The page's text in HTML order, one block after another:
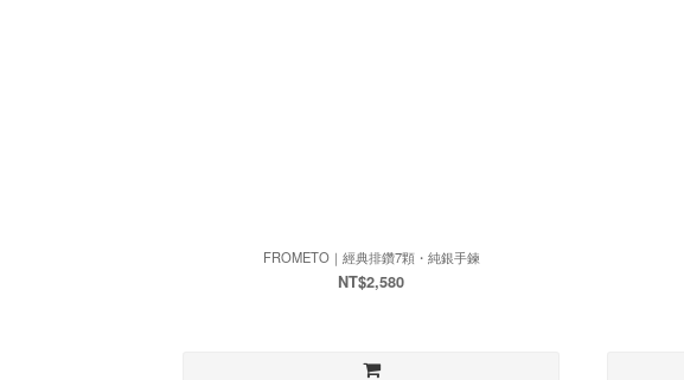
FROMETO｜經典排鑽7顆・純銀手鍊
NT$2,580